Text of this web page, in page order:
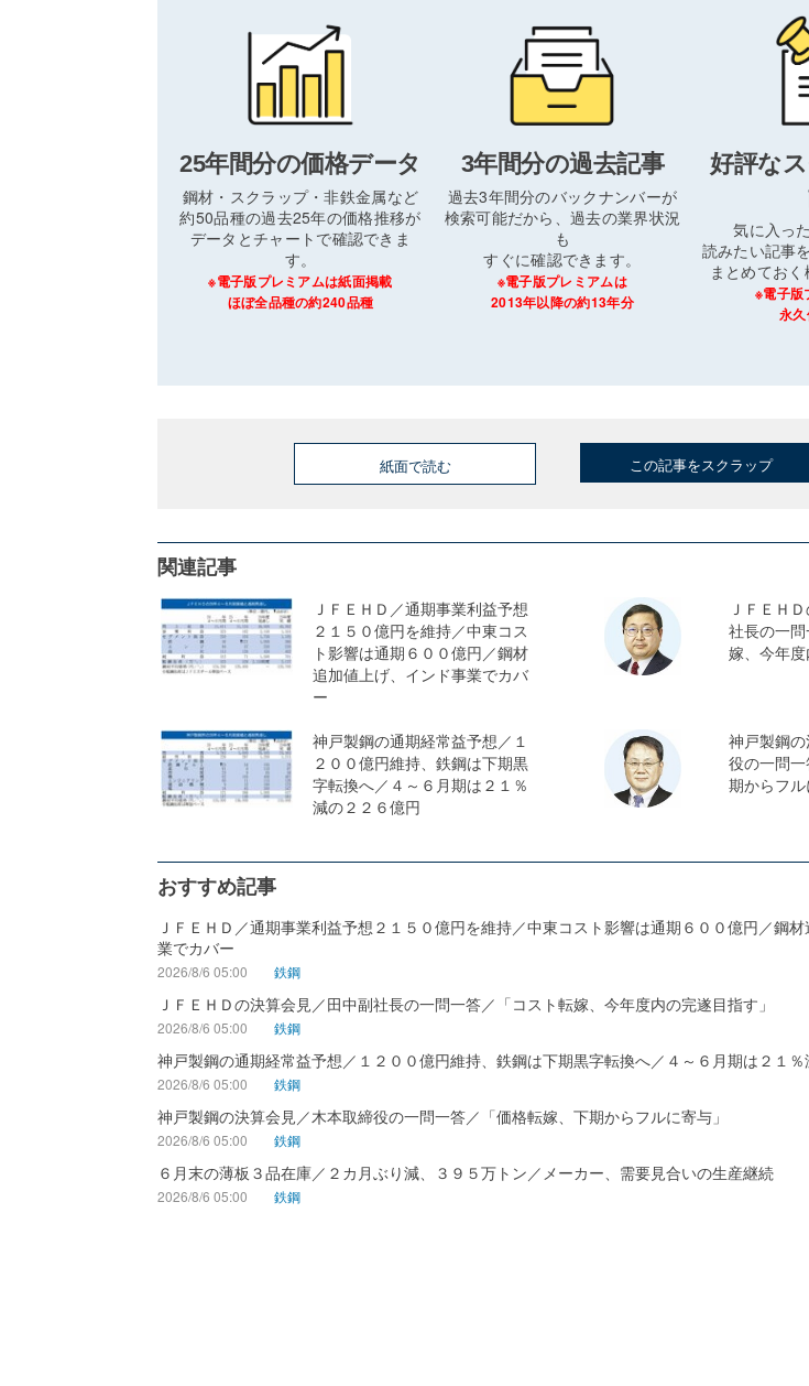
25年間分の価格データ
鋼材・スクラップ・非鉄金属など
約50品種の過去25年の価格推移が
データとチャートで確認できま
す。
※電子版プレミアムは紙面掲載
ほぼ全品種の約240品種
3年間分の過去記事
過去3年間分のバックナンバーが
検索可能だから、過去の業界状況
も
すぐに確認できます。
※電子版プレミアムは
2013年以降の約13年分
好評な
気に入っ
読みたい記事
まとめておく
※電子版
永
紙面で読む この記事をスクラップ
関連記事
ＪＦＥＨＤ／通期事業利益予想
２１５０億円を維持／中東コス
ト影響は通期６００億円／鋼材
追加値上げ、インド事業でカバ
ー
ＪＦＥＨ
社長の一
嫁、今年度
神戸製鋼の通期経常益予想／１
２００億円維持、鉄鋼は下期黒
字転換へ／４～６月期は２１％
減の２２６億円
神戸製鋼
役の一問
期からフル
おすすめ記事
ＪＦＥＨＤ／通期事業利益予想２１５０億円を維持／中東コスト影響は通期６００億円／鋼
業でカバー
2026/8/6 05:00 鉄鋼
ＪＦＥＨＤの決算会見／田中副社長の一問一答／「コスト転嫁、今年度内の完遂目指す」
2026/8/6 05:00 鉄鋼
神戸製鋼の通期経常益予想／１２００億円維持、鉄鋼は下期黒字転換へ／４～６月期は２１
2026/8/6 05:00 鉄鋼
神戸製鋼の決算会見／木本取締役の一問一答／「価格転嫁、下期からフルに寄与」
2026/8/6 05:00 鉄鋼
６月末の薄板３品在庫／２カ月ぶり減、３９５万トン／メーカー、需要見合いの生産継続
2026/8/6 05:00 鉄鋼